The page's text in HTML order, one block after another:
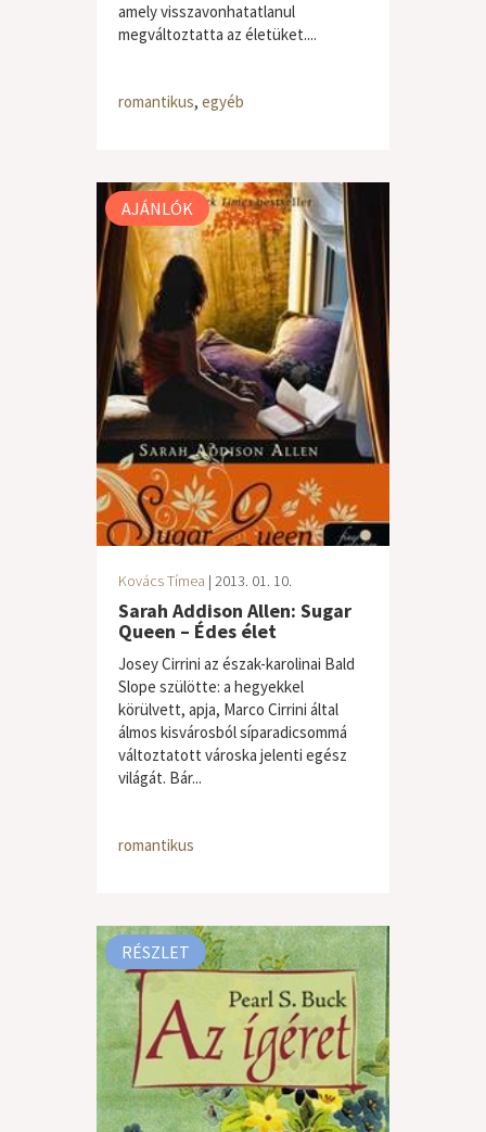
amely visszavonhatatlanul
megváltoztatta az életüket....
romantikus, egyéb
AJÁNLÓK
Kovács Tímea | 2013. 01. 10.
Sarah Addison Allen: Sugar
Queen – Édes élet
Josey Cirrini az észak-karolinai Bald
Slope szülötte: a hegyekkel
körülvett, apja, Marco Cirrini által
álmos kisvárosból síparadicsommá
változtatott városka jelenti egész
világát. Bár...
romantikus
RÉSZLET